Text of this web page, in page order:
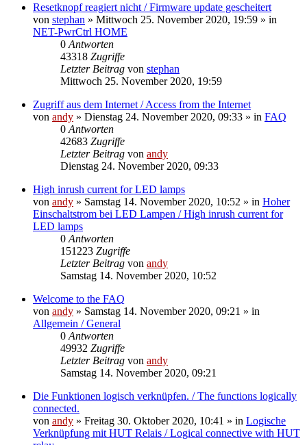
Resetknopf reagiert nicht / Firmware update gescheitert
von stephan » Mittwoch 25. November 2020, 19:59 » in
NET-PwrCtrl HOME
0 Antworten
43318 Zugriffe
Letzter Beitrag von stephan
Mittwoch 25. November 2020, 19:59
Zugriff aus dem Internet / Access from the Internet
von andy » Dienstag 24. November 2020, 09:33 » in FAQ
0 Antworten
42683 Zugriffe
Letzter Beitrag von andy
Dienstag 24. November 2020, 09:33
High inrush current for LED lamps
von andy » Samstag 14. November 2020, 10:52 » in Hoher
Einschaltstrom bei LED Lampen / High inrush current for
LED lamps
0 Antworten
151223 Zugriffe
Letzter Beitrag von andy
Samstag 14. November 2020, 10:52
Welcome to the FAQ
von andy » Samstag 14. November 2020, 09:21 » in
Allgemein / General
0 Antworten
49932 Zugriffe
Letzter Beitrag von andy
Samstag 14. November 2020, 09:21
Die Funktionen logisch verknüpfen. / The functions logically
connected.
von andy » Freitag 30. Oktober 2020, 10:41 » in Logische
Verknüpfung mit HUT Relais / Logical connective with HUT